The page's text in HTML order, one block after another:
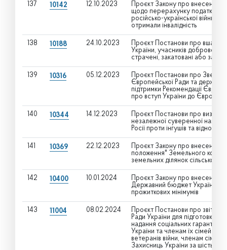
137 10142 12.10.2023
Проєкт Закону про внесення
щодо перерахунку податку та
російсько-української війни
отримали інвалідність
138 10188 24.10.2023
Проєкт Постанови про
України, учасників
страчені, закатовані або
139 10316 05.12.2023
Проєкт Постанови про
Європейської Ради та держав
підтримки Рекомендації
про вступ України до
140 10344 14.12.2023
Проєкт Постанови про
незалежної суверенної
Росії проти інгушів та
141 10369 22.12.2023
Проєкт Закону про внесення
положення" Земельного
земельних ділянок
142 10400 10.01.2024
Проєкт Закону про внесення
Державний бюджет України на
прожиткових мінімумів
143 11004 08.02.2024
Проєкт Постанови про звіт
Ради України для підготовки
надання соціальних гарантій
України та членам їх сімей,
ветеранів війни, членам сімей
Захисниць України за шість